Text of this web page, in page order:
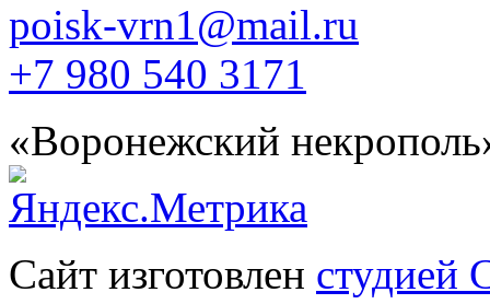
poisk-vrn1@mail.ru
+7 980 540 3171
«Воронежский
Сайт изготовлен студией